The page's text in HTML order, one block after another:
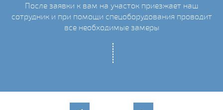
После заявки к вам на участок приезжает наш
сотрудник и при помощи спецоборудования проводит
все необходимые замеры